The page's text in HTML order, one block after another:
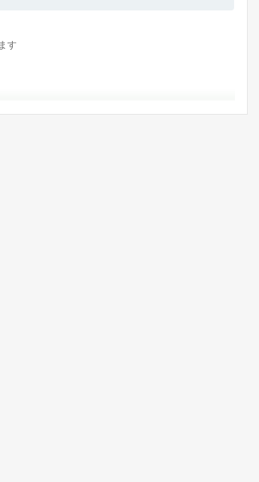
す